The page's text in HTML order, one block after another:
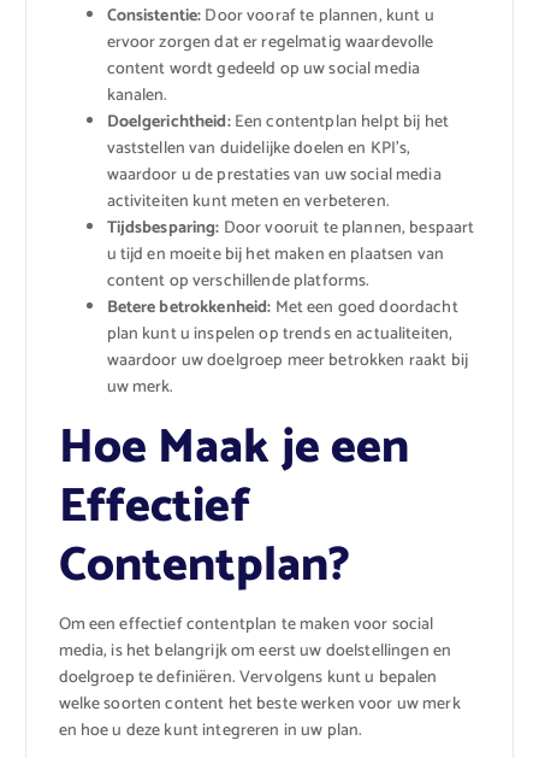
Consistentie:Door vooraf te plannen, kunt u
ervoor zorgen dat er regelmatig waardevolle
content wordt gedeeld op uw social media
kanalen.
Doelgerichtheid:Een contentplan helpt bij het
vaststellen van duidelijke doelen en KPI’s,
waardoor u de prestaties van uw social media
activiteiten kunt meten en verbeteren.
Tijdsbesparing: Door vooruit te plannen, bespaart
u tijd en moeite bij het maken en plaatsen van
content op verschillende platforms.
Betere betrokkenheid: Met een goed doordacht
plan kunt u inspelen op trends en actualiteiten,
waardoor uw doelgroep meer betrokken raakt bij
uw merk.
Hoe Maak je een
Effectief
Contentplan?
Om een effectief contentplan te maken voor social
media, is het belangrijk om eerst uw doelstellingen en
doelgroep te definiëren. Vervolgens kunt u bepalen
welke soorten content het beste werken voor uw merk
en hoe u deze kunt integreren in uw plan.